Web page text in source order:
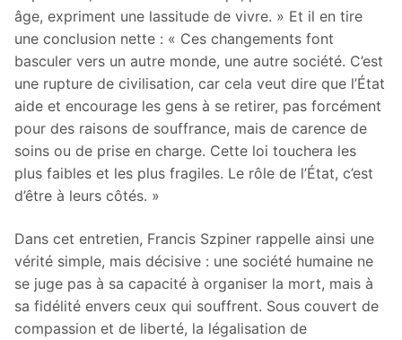
âge, expriment une lassitude de vivre. » Et il en tire
une conclusion nette : « Ces changements font
basculer vers un autre monde, une autre société. C’est
une rupture de civilisation, car cela veut dire que l’État
aide et encourage les gens à se retirer, pas forcément
pour des raisons de souffrance, mais de carence de
soins ou de prise en charge. Cette loi touchera les
plus faibles et les plus fragiles. Le rôle de l’État, c’est
d’être à leurs côtés. »
Dans cet entretien, Francis Szpiner rappelle ainsi une
vérité simple, mais décisive : une société humaine ne
se juge pas à sa capacité à organiser la mort, mais à
sa fidélité envers ceux qui souffrent. Sous couvert de
compassion et de liberté, la légalisation de